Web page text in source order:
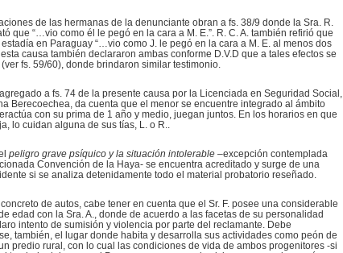
de las hermanas de la denunciante obran a fs. 38/9 donde la Sra. R.
que “…vio como él le pegó en la cara a M. E.”. R. C. A. también refirió que
en Paraguay “…vio como J. le pegó en la cara a M. E. al menos dos
esta causa también declararon ambas conforme D.V.D que a tales efectos se
fs. 59/60), donde brindaron similar testimonio.
a fs. 74 de la presente causa por la Licenciada en Seguridad Social,
Berecoechea, da cuenta que el menor se encuentre integrado al ámbito
con su prima de 1 año y medio, juegan juntos. En los horarios en que
lo cuidan alguna de sus tías, L. o R..
peligro grave psíquico y la situación intolerable –excepción contemplada
Convención de la Haya- se encuentra acreditado y surge de una
si se analiza detenidamente todo el material probatorio reseñado.
de autos, cabe tener en cuenta que el Sr. F. posee una considerable
edad con la Sra. A., donde de acuerdo a las facetas de su personalidad
intento de sumisión y violencia por parte del reclamante. Debe
también, el lugar donde habita y desarrolla sus actividades como peón de
predio rural, con lo cual las condiciones de vida de ambos progenitores -si